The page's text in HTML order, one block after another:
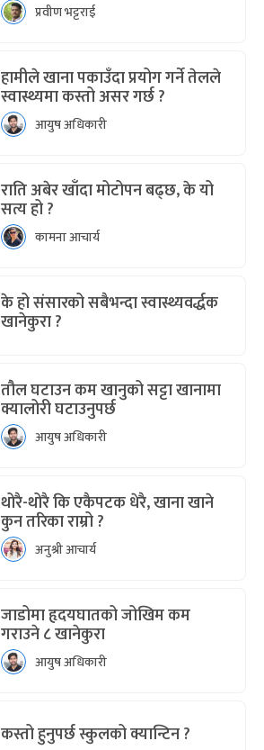
प्रवीण भट्टराई
हामीले खाना पकाउँदा प्रयोग गर्ने तेलले
स्वास्थ्यमा कस्तो असर गर्छ ?
आयुष अधिकारी
राति अबेर खाँदा मोटोपन बढ्छ, के यो
सत्य हो ?
कामना आचार्य
के हो संसारको सबैभन्दा स्वास्थ्यवर्द्धक
खानेकुरा ?
तौल घटाउन कम खानुको सट्टा खानामा
क्यालोरी घटाउनुपर्छ
आयुष अधिकारी
थोरै-थोरै कि एकैपटक धेरै, खाना खाने
कुन तरिका राम्रो ?
अनुश्री आचार्य
जाडोमा हृदयघातको जोखिम कम
गराउने ८ खानेकुरा
आयुष अधिकारी
कस्तो हुनुपर्छ स्कुलको क्यान्टिन ?